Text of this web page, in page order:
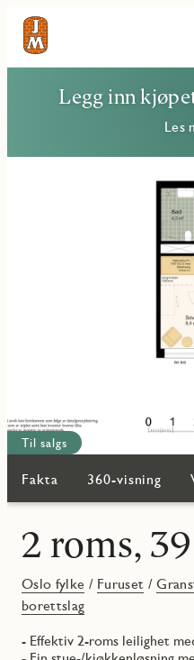
Legg inn
Les
Til salgs
Fakta 360-visning
2 roms,
Oslo fylke / Furuset /
borettslag
- Effektiv 2-roms leilighet